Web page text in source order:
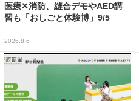
医療✕消防、縫合デモやAED講
習も「おしごと体験博」9/5
2026.8.6